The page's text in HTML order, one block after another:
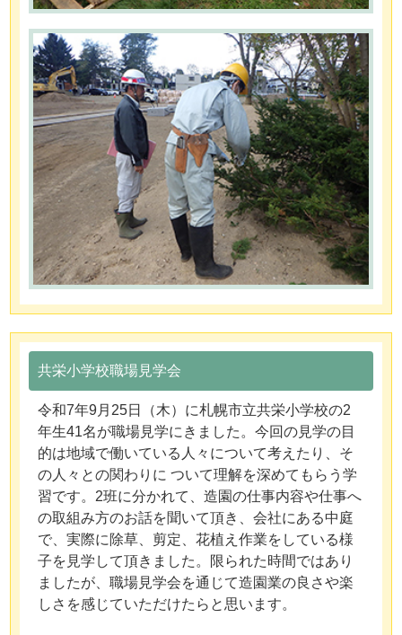
共栄小学校職場見学会
令和7年9月25日（木）に札幌市立共栄小学校の2
年生41名が職場見学にきました。今回の見学の目
的は地域で働いている人々について考えたり、そ
の人々との関わりに ついて理解を深めてもらう学
習です。2班に分かれて、造園の仕事内容や仕事へ
の取組み方のお話を聞いて頂き、会社にある中庭
で、実際に除草、剪定、花植え作業をしている様
子を見学して頂きました。限られた時間ではあり
ましたが、職場見学会を通じて造園業の良さや楽
しさを感じていただけたらと思います。